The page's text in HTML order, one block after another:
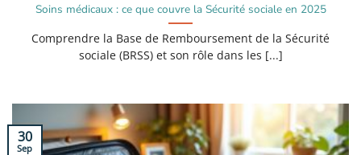
Soins médicaux : ce que couvre la Sécurité sociale en 2025
Comprendre la Base de Remboursement de la Sécurité
sociale (BRSS) et son rôle dans les [...]
30
Sep